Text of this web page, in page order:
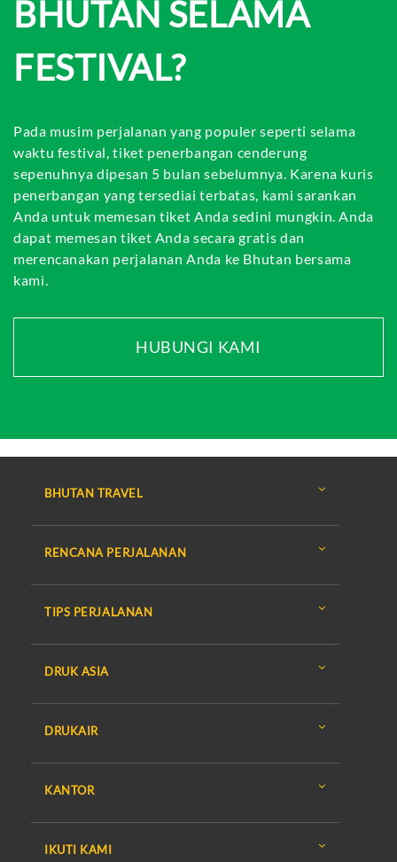
BHUTAN SELAMA
FESTIVAL?
Pada musim perjalanan yang populer seperti selama
waktu festival, tiket penerbangan cenderung
sepenuhnya dipesan 5 bulan sebelumnya. Karena kuris
penerbangan yang tersediai terbatas, kami sarankan
Anda untuk memesan tiket Anda sedini mungkin. Anda
dapat memesan tiket Anda secara gratis dan
merencanakan perjalanan Anda ke Bhutan bersama
kami.
HUBUNGI KAMI
BHUTAN TRAVEL
RENCANA PERJALANAN
TIPS PERJALANAN
DRUK ASIA
DRUKAIR
KANTOR
IKUTI KAMI